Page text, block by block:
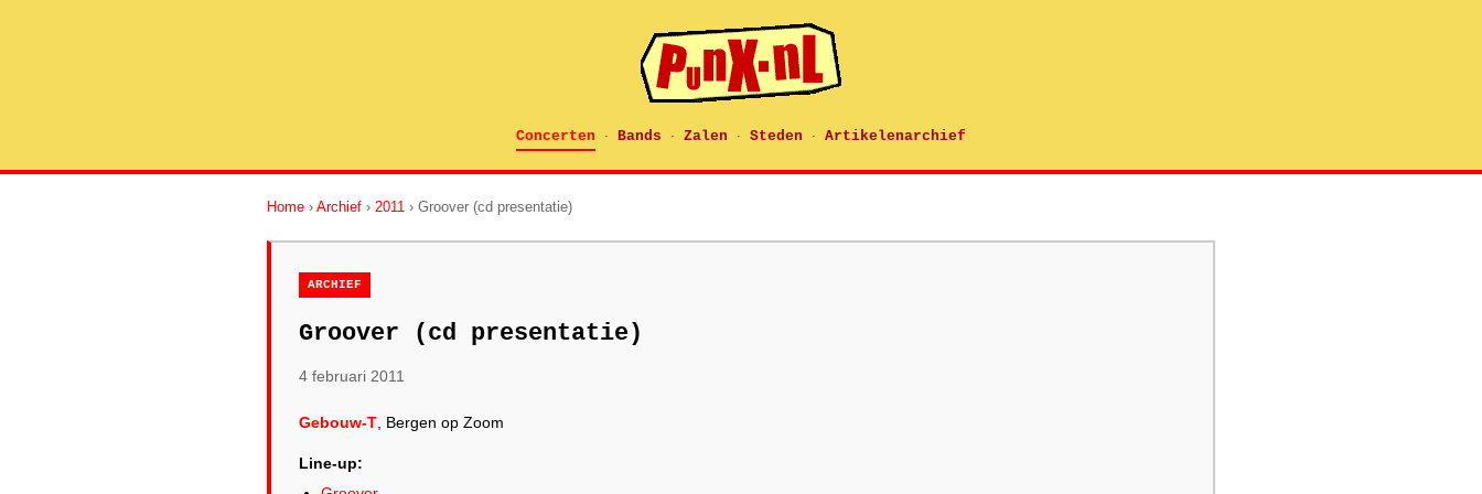
Concerten · Bands · Zalen · Steden · Artikelenarchief
Home › Archief › 2011 › Groover (cd presentatie)
ARCHIEF
Groover (cd presentatie)
4 februari 2011
Gebouw-T , Bergen op Zoom
Line-up: